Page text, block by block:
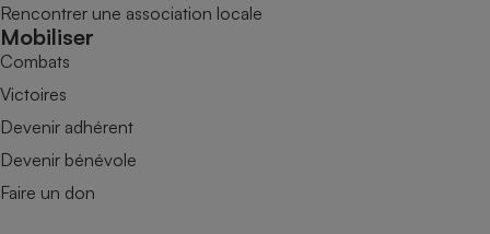
Rencontrer une association locale
Mobiliser
Combats
Victoires
Devenir adhérent
Devenir bénévole
Faire un don